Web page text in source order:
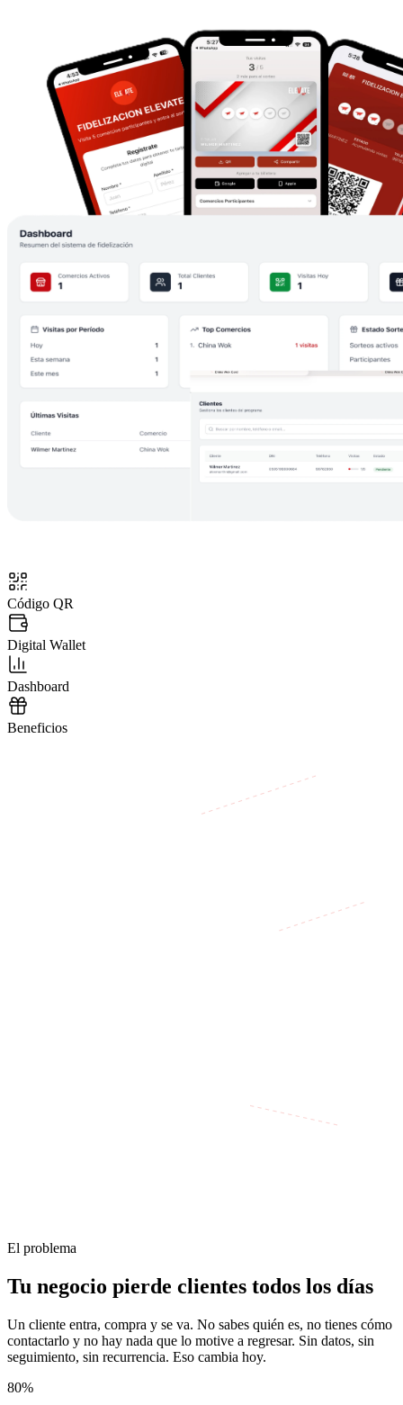
Código QR
Digital Wallet
Dashboard
Beneficios
El problema
Tu negocio pierde clientes todos los días
Un cliente entra, compra y se va. No sabes quién es, no tienes cómo
contactarlo y no hay nada que lo motive a regresar. Sin datos, sin
seguimiento, sin recurrencia. Eso cambia hoy.
80%